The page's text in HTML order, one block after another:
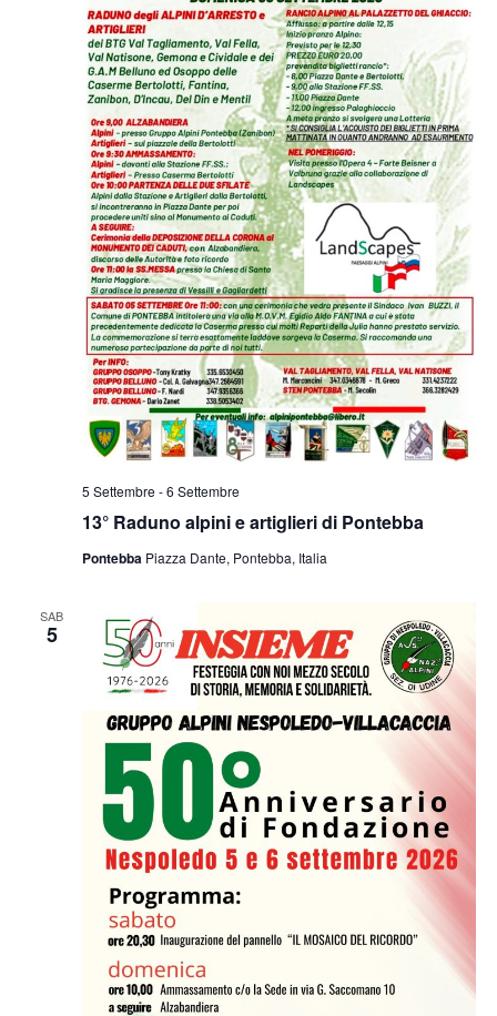
13° Raduno alpini e artiglieri di Pontebba
5 Settembre -6 Settembre
Pontebba Piazza Dante, Pontebba, Italia
SAB
5